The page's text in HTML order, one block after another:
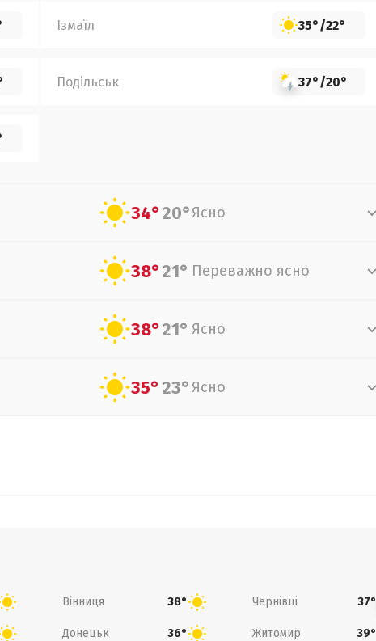
Ізмаїл 35°/22°
Подільськ 37°/20°
34°20°Ясно
38°21° Переважно ясно
38°21° Ясно
35°23° Ясно
Вінниця 38° Чернівці 37°
Донецьк 36° Житомир 39°